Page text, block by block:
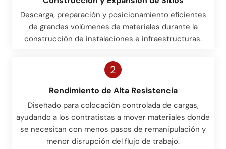
Descarga, preparación y posicionamiento eficientes
de grandes volúmenes de materiales durante la
construcción de instalaciones e infraestructuras.
2
Rendimiento de Alta Resistencia
Diseñado para colocación controlada de cargas,
ayudando a los contratistas a mover materiales donde
se necesitan con menos pasos de remanipulación y
menor disrupción del flujo de trabajo.